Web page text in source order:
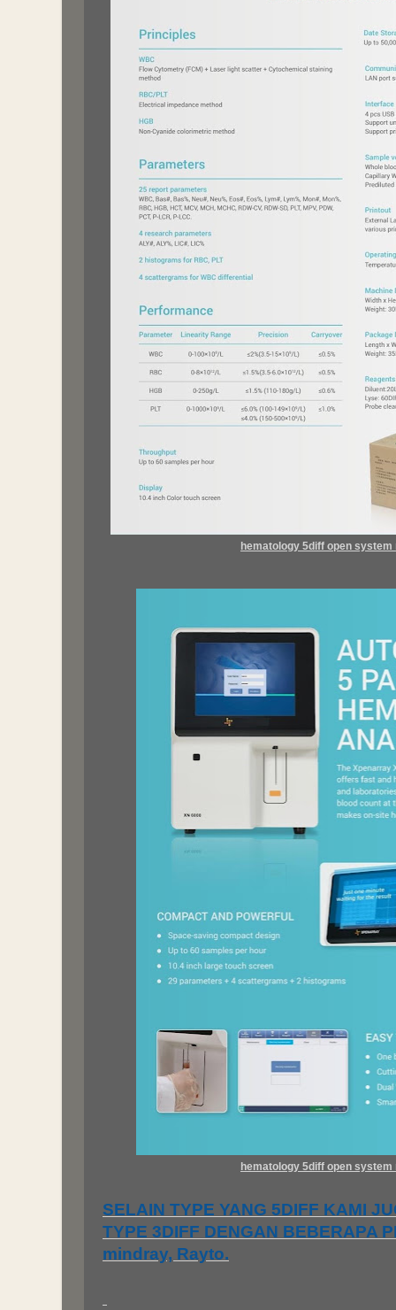
hematology 5diff open system
hematology 5diff open system
SELAIN TYPE YANG 5DIFF KAMI
TYPE 3DIFF DENGAN BEBERAPA
mindray, Rayto.